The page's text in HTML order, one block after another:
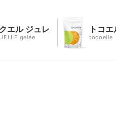
エル ジュレ
gelée
トコ
tocoelle